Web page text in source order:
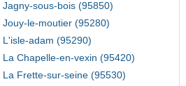
sous-bois (95850)
le-moutier (95280)
adam (95290)
Chapelle-en-vexin (95420)
Frette-sur-seine (95530)